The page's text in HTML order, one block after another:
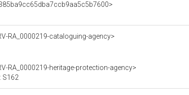
RA_0000219-cataloguing-agency>
RA_0000219-heritage-protection-agency>
S162